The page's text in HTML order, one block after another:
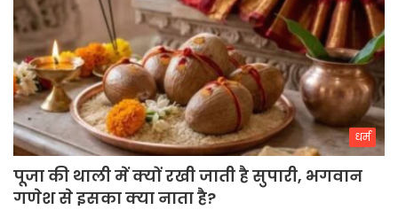
धर्म
पूजा की थाली में क्यों रखी जाती है सुपारी, भगवान
गणेश से इसका क्या नाता है?